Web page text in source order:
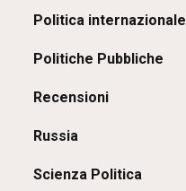
Politica internazionale
Politiche Pubbliche
Recensioni
Russia
Scienza Politica